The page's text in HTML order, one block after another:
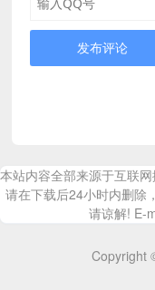
发布评论
本站内容全部来源于互联
请在下载后24小时内删除
请谅解! E-
Copyright